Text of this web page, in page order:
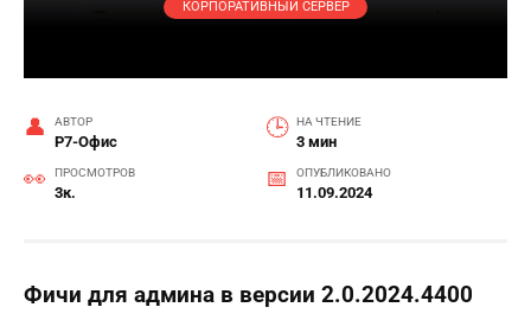
КОРПОРАТИВНЫЙ СЕРВЕР
АВТОР
Р7-Офис
НА ЧТЕНИЕ
3 мин
ПРОСМОТРОВ
3к.
ОПУБЛИКОВАНО
11.09.2024
Фичи для админа в версии 2.0.2024.4400